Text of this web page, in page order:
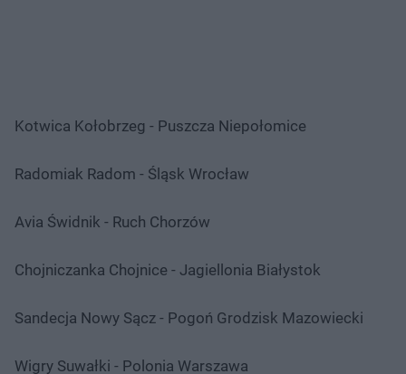
Kotwica Kołobrzeg - Puszcza Niepołomice
Radomiak Radom - Śląsk Wrocław
Avia Świdnik - Ruch Chorzów
Chojniczanka Chojnice - Jagiellonia Białystok
Sandecja Nowy Sącz - Pogoń Grodzisk Mazowiecki
Wigry Suwałki - Polonia Warszawa